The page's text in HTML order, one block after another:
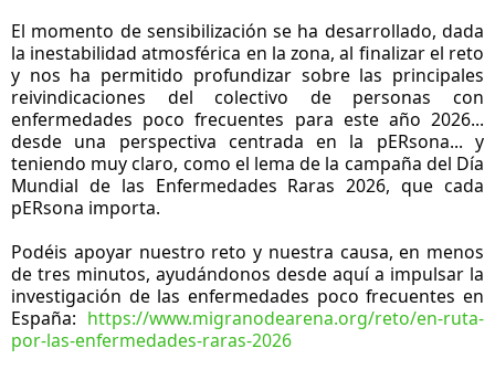
El momento de sensibilización se ha desarrollado, dada
la inestabilidad atmosférica en la zona, al finalizar el reto
y nos ha permitido profundizar sobre las principales
reivindicaciones del colectivo de personas con
enfermedades poco frecuentes para este año 2026...
desde una perspectiva centrada en la pERsona... y
teniendo muy claro, como el lema de la campaña del Día
Mundial de las Enfermedades Raras 2026, que cada
pERsona importa.
Podéis apoyar nuestro reto y nuestra causa, en menos
de tres minutos, ayudándonos desde aquí a impulsar la
investigación de las enfermedades poco frecuentes en
España: https://www.migranodearena.org/reto/en-ruta-
por-las-enfermedades-raras-2026